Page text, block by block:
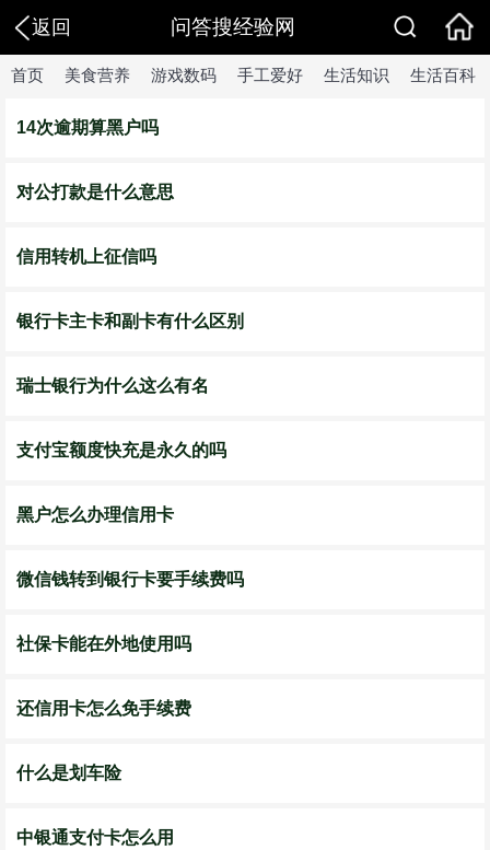
返回 问答搜经验网
首页 美食营养 游戏数码 手工爱好 生活知识 生活百科
14次逾期算黑户吗
对公打款是什么意思
信用转机上征信吗
银行卡主卡和副卡有什么区别
瑞士银行为什么这么有名
支付宝额度快充是永久的吗
黑户怎么办理信用卡
微信钱转到银行卡要手续费吗
社保卡能在外地使用吗
还信用卡怎么免手续费
什么是划车险
中银通支付卡怎么用